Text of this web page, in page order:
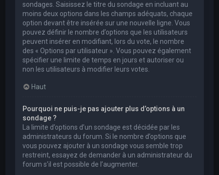
sondages. Saisissez le titre du sondage en incluant au
moins deux options dans les champs adéquats, chaque
option devant être insérée sur une nouvelle ligne. Vous
pouvez définir le nombre d’options que les utilisateurs
peuvent insérer en modifiant, lors du vote, le nombre
des « Options par utilisateur ». Vous pouvez également
spécifier une limite de temps en jours et autoriser ou
non les utilisateurs à modifier leurs votes.
Haut
Pourquoi ne puis-je pas ajouter plus d’options à un
sondage ?
La limite d’options d’un sondage est décidée par les
administrateurs du forum. Si le nombre d’options que
vous pouvez ajouter à un sondage vous semble trop
restreint, essayez de demander à un administrateur du
forum s’il est possible de l’augmenter.